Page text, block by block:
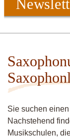
Sie suchen
Nachstehend
Musikschulen,